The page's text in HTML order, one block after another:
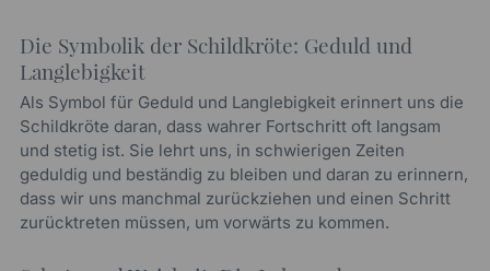
Die Symbolik der Schildkröte: Geduld und
Langlebigkeit
Als Symbol für Geduld und Langlebigkeit erinnert uns die
Schildkröte daran, dass wahrer Fortschritt oft langsam
und stetig ist. Sie lehrt uns, in schwierigen Zeiten
geduldig und beständig zu bleiben und daran zu erinnern,
dass wir uns manchmal zurückziehen und einen Schritt
zurücktreten müssen, um vorwärts zu kommen.